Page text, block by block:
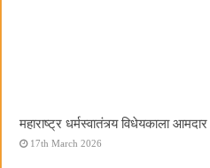
महाराष्ट्र धर्मस्वातंत्र्य विधेयकाला
17th March 2026